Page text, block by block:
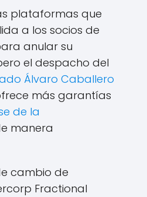
plataformas que
a los socios de
anular su
el despacho del
Álvaro Caballero
más garantías
de la
manera
cambio de
Fractional